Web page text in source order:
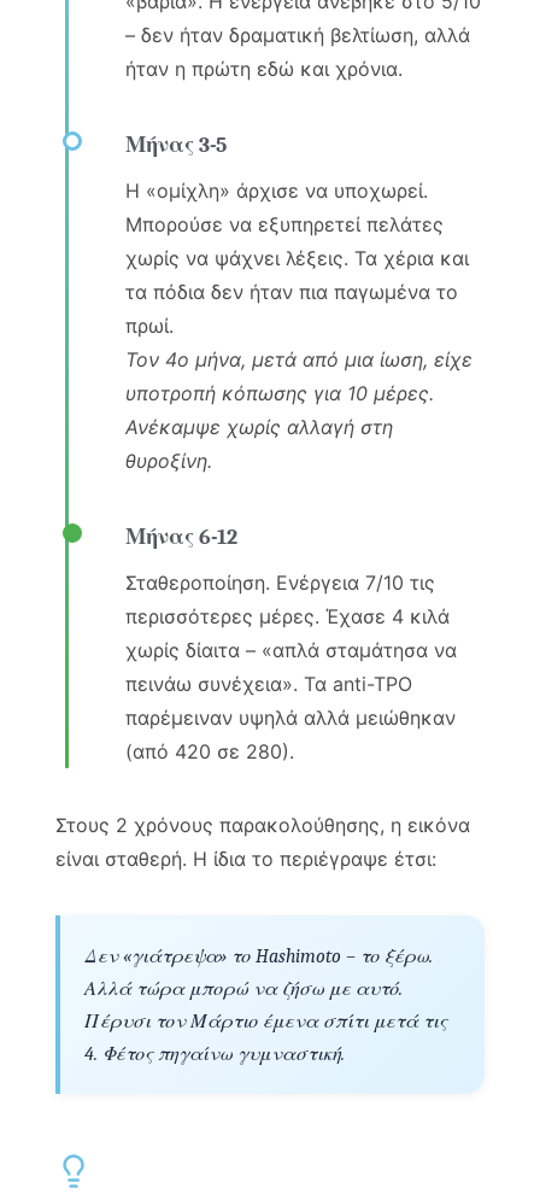
– δεν ήταν δραματική βελτίωση, αλλά
ήταν η πρώτη εδώ και χρόνια.
Μήνας 3-5
Η «ομίχλη» άρχισε να υποχωρεί.
Μπορούσε να εξυπηρετεί πελάτες
χωρίς να ψάχνει λέξεις. Τα χέρια και
τα πόδια δεν ήταν πια παγωμένα το
πρωί.
Τον 4ο μήνα, μετά από μια ίωση, είχε
υποτροπή κόπωσης για 10 μέρες.
Ανέκαμψε χωρίς αλλαγή στη
θυροξίνη.
Μήνας 6-12
Σταθεροποίηση. Ενέργεια 7/10 τις
περισσότερες μέρες. Έχασε 4 κιλά
χωρίς δίαιτα – «απλά σταμάτησα να
πεινάω συνέχεια». Τα anti-TPO
παρέμειναν υψηλά αλλά μειώθηκαν
(από 420 σε 280).
Στους 2 χρόνους παρακολούθησης, η εικόνα
είναι σταθερή. Η ίδια το περιέγραψε έτσι:
Δεν «γιάτρεψα» το Hashimoto – το ξέρω.
Αλλά τώρα μπορώ να ζήσω με αυτό.
Πέρυσι τον Μάρτιο έμενα σπίτι μετά τις
4. Φέτος πηγαίνω γυμναστική.